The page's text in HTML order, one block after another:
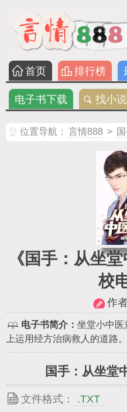
首页 排行榜
电子书下载 找小说
位置导航： 言情888 >
《国手：从坐
校
作
电子书简介： 坐堂小中医
上运用经方治病救人的道路
国手：从坐堂
文件格式：
.TXT